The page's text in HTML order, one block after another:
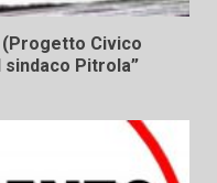
(Progetto Civico
sindaco Pitrola”